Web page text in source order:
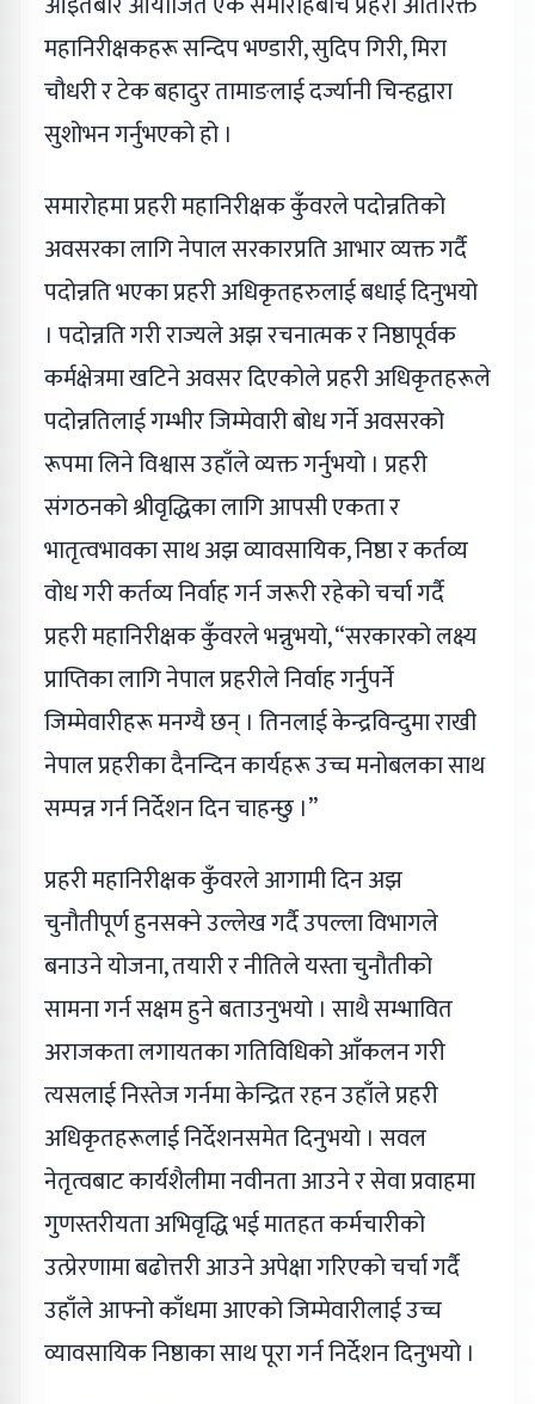
महानिरीक्षकहरू सन्दिप भण्डारी, सुदिप गिरी, मिरा
चौधरी र टेक बहादुर तामाङलाई दर्ज्यानी चिन्हद्वारा
सुशोभन गर्नुभएको हो ।
समारोहमा प्रहरी महानिरीक्षक कुँवरले पदोन्नतिको
अवसरका लागि नेपाल सरकारप्रति आभार व्यक्त गर्दै
पदोन्नति भएका प्रहरी अधिकृतहरुलाई बधाई दिनुभयो
। पदोन्नति गरी राज्यले अझ रचनात्मक र निष्ठापूर्वक
कर्मक्षेत्रमा खटिने अवसर दिएकोले प्रहरी अधिकृतहरूले
पदोन्नतिलाई गम्भीर जिम्मेवारी बोध गर्ने अवसरको
रूपमा लिने विश्वास उहाँले व्यक्त गर्नुभयो । प्रहरी
संगठनको श्रीवृद्धिका लागि आपसी एकता र
भातृत्वभावका साथ अझ व्यावसायिक, निष्ठा र कर्तव्य
वोध गरी कर्तव्य निर्वाह गर्न जरूरी रहेको चर्चा गर्दै
प्रहरी महानिरीक्षक कुँवरले भन्नुभयो, “सरकारको लक्ष्य
प्राप्तिका लागि नेपाल प्रहरीले निर्वाह गर्नुपर्ने
जिम्मेवारीहरू मनग्यै छन् । तिनलाई केन्द्रविन्दुमा राखी
नेपाल प्रहरीका दैनन्दिन कार्यहरू उच्च मनोबलका साथ
सम्पन्न गर्न निर्देशन दिन चाहन्छु ।”
प्रहरी महानिरीक्षक कुँवरले आगामी दिन अझ
चुनौतीपूर्ण हुनसक्ने उल्लेख गर्दै उपल्ला विभागले
बनाउने योजना, तयारी र नीतिले यस्ता चुनौतीको
सामना गर्न सक्षम हुने बताउनुभयो । साथै सम्भावित
अराजकता लगायतका गतिविधिको आँकलन गरी
त्यसलाई निस्तेज गर्नमा केन्द्रित रहन उहाँले प्रहरी
अधिकृतहरूलाई निर्देशनसमेत दिनुभयो । सवल
नेतृत्वबाट कार्यशैलीमा नवीनता आउने र सेवा प्रवाहमा
गुणस्तरीयता अभिवृद्धि भई मातहत कर्मचारीको
उत्प्रेरणामा बढोत्तरी आउने अपेक्षा गरिएको चर्चा गर्दै
उहाँले आफ्नो काँधमा आएको जिम्मेवारीलाई उच्च
व्यावसायिक निष्ठाका साथ पूरा गर्न निर्देशन दिनुभयो ।